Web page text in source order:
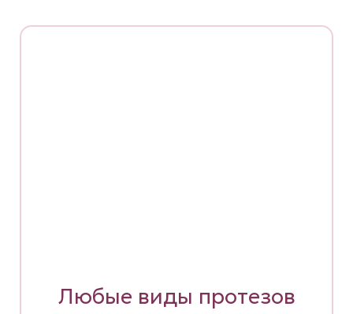
Любые виды протезов